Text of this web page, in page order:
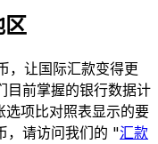
区
，让国际汇款变得更
目前掌握的银行数据计
项比对照表显示的要
，请访问我们的 "汇款